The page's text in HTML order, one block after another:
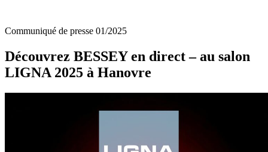
Communiqué de presse 01/2025
Découvrez BESSEY en direct – au salon
LIGNA 2025 à Hanovre